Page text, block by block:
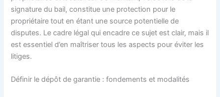
signature du bail, constitue une protection pour le
propriétaire tout en étant une source potentielle de
disputes. Le cadre légal qui encadre ce sujet est clair, mais il
est essentiel d’en maîtriser tous les aspects pour éviter les
litiges.
Définir le dépôt de garantie : fondements et modalités